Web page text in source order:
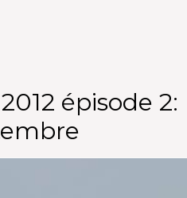
épisode 2: